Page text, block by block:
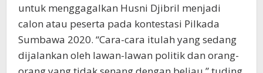
untuk menggagalkan Husni Djibril menjadi
calon atau peserta pada kontestasi Pilkada
Sumbawa 2020. “Cara-cara itulah yang sedang
dijalankan oleh lawan-lawan politik dan orang-